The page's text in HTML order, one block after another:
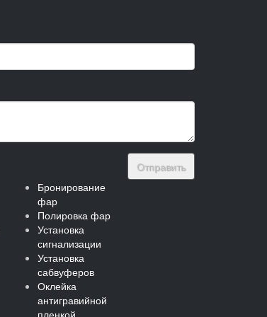
Отправить
Бронирование
фар
Полировка фар
Установка
сигнализации
Установка
сабвуферов
Оклейка
антигравийной
пленкой